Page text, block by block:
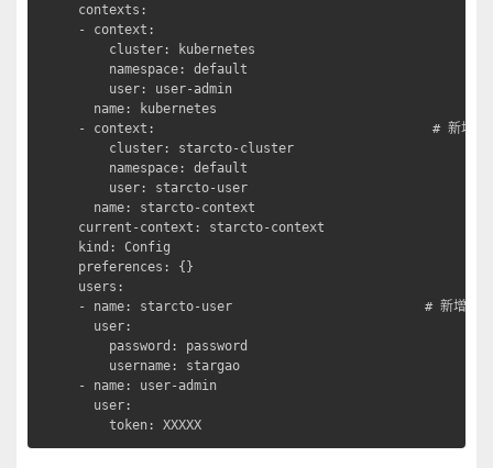
contexts:
- context:
cluster: kubernetes
namespace: default
user: user-admin
name: kubernetes
- context:                                    # 新增2
cluster: starcto-cluster
namespace: default
user: starcto-user
name: starcto-context
current-context: starcto-context
kind: Config
preferences: {}
users:
- name: starcto-user                         # 新增3
user:
password: password
username: stargao
- name: user-admin
user:
token: XXXXX